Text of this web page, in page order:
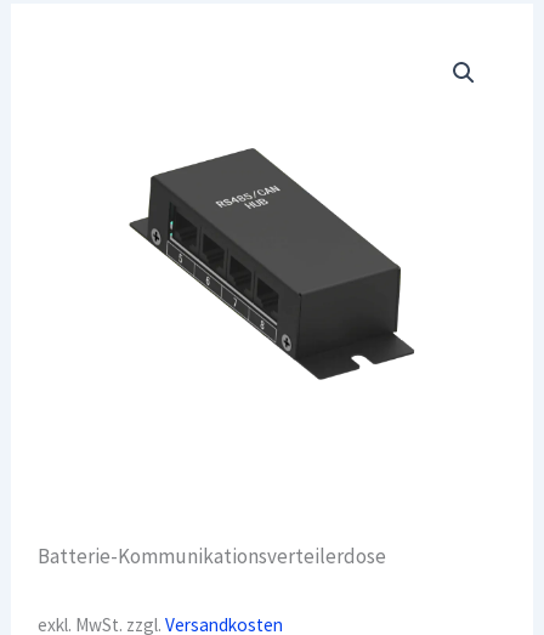
Batterie-Kommunikationsverteilerdose
exkl. MwSt. zzgl.Versandkosten